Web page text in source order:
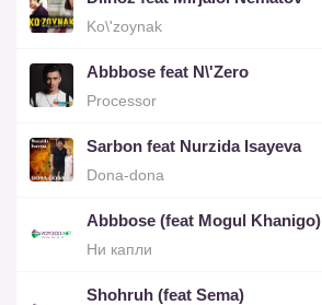
Ko\'zoynak
Abbbose feat N\'Zero
Processor
Sarbon feat Nurzida Isayeva
Dona-dona
Abbbose (feat Mogul Khanigo)
Ни капли
Shohruh (feat Sema)